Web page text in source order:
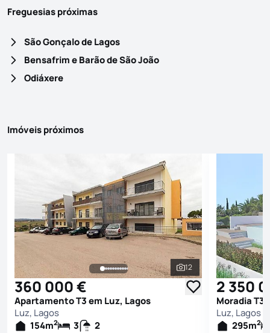
Freguesias próximas
São Gonçalo de Lagos
Bensafrim e Barão de São João
Odiáxere
Imóveis próximos
Ver todas as
12
360 000 €
Apartamento T3 em Luz, Lagos
Luz, Lagos
154m2 3 2
2 350
Moradia T3
Luz, Lagos
295m2